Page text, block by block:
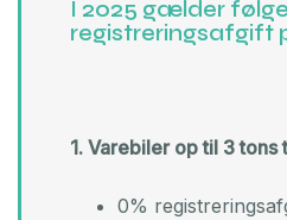
I 2025 gælder
registreringsafgift
1. Varebiler op til 3
0%